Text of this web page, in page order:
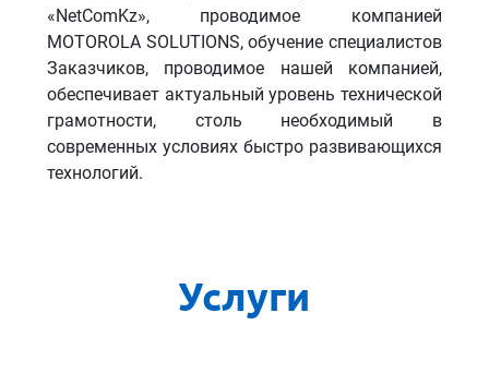
«NetComKz», проводимое компанией
MOTOROLA SOLUTIONS, обучение специалистов
Заказчиков, проводимое нашей компанией,
обеспечивает актуальный уровень технической
грамотности, столь необходимый в
современных условиях быстро развивающихся
технологий.
Услуги